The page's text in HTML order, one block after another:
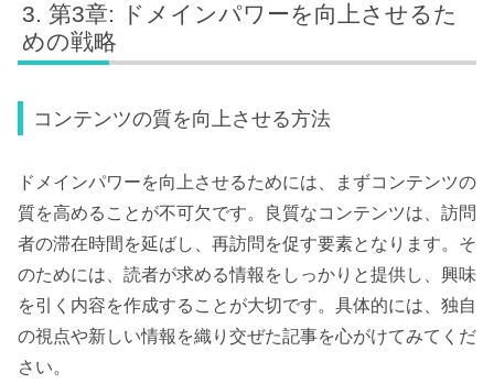
第3章: ドメインパワーを向上させるた
めの戦略
コンテンツの質を向上させる方法
ドメインパワーを向上させるためには、まずコンテンツの
質を高めることが不可欠です。良質なコンテンツは、訪問
者の滞在時間を延ばし、再訪問を促す要素となります。そ
のためには、読者が求める情報をしっかりと提供し、興味
を引く内容を作成することが大切です。具体的には、独自
の視点や新しい情報を織り交ぜた記事を心がけてみてくだ
さい。